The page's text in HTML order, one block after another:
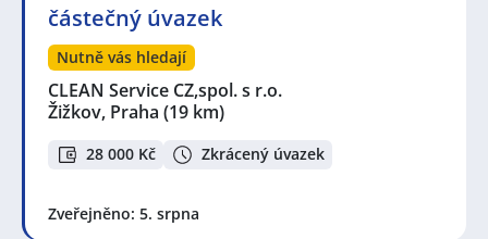
částečný úvazek
Nutně vás hledají
CLEAN Service CZ,spol. s r.o.
Žižkov, Praha (19 km)
28 000 Kč Zkrácený úvazek
Zveřejněno: 5. srpna